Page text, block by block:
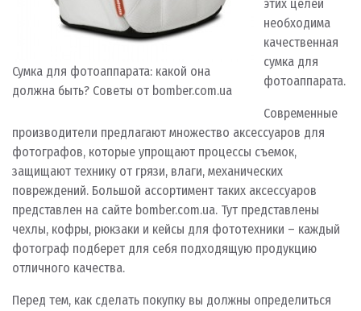
Сумка для фотоаппарата: какой она
должна быть? Советы от bomber.com.ua
этих целей
необходима
качественная
сумка для
фотоаппарата.
Современные
производители предлагают множество аксессуаров для
фотографов, которые упрощают процессы съемок,
защищают технику от грязи, влаги, механических
повреждений. Большой ассортимент таких аксессуаров
представлен на сайте bomber.com.ua. Тут представлены
чехлы, кофры, рюкзаки и кейсы для фототехники – каждый
фотограф подберет для себя подходящую продукцию
отличного качества.
Перед тем, как сделать покупку вы должны определиться